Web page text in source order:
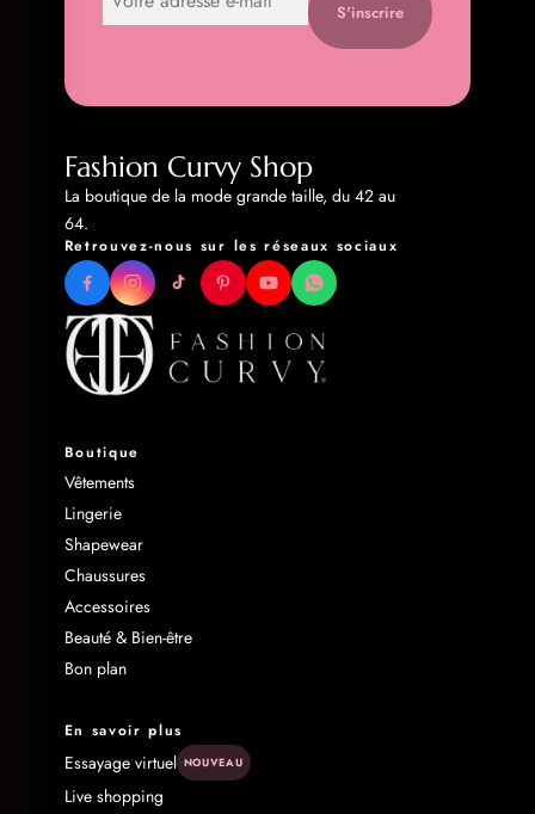
S'inscrire
Fashion Curvy Shop
La boutique de la mode grande taille, du 42 au
64.
Retrouvez-nous sur les réseaux sociaux
Boutique
Vêtements
Lingerie
Shapewear
Chaussures
Accessoires
Beauté & Bien-être
Bon plan
En savoir plus
Essayage virtuel NOUVEAU
Live shopping